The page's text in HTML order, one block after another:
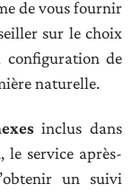
de vous fournir
sur le choix
de
naturelle.
inclus dans
le service après-
un suivi